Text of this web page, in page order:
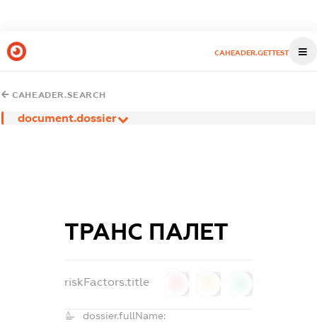
CAHEADER.GETTEST
CAHEADER.SEARCH
document.dossier
ТРАНС ПАЛЕТ
riskFactors.title
dossier.fullName: